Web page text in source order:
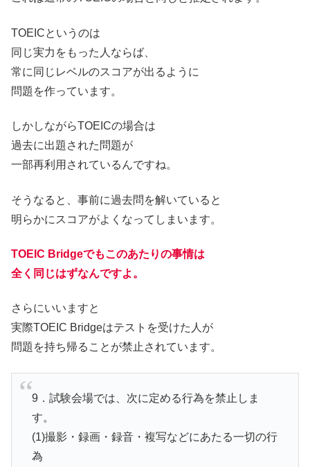
TOEICというのは
同じ実力をもった人ならば、
常に同じレベルのスコアが出るように
問題を作っています。
しかしながらTOEICの場合は
過去に出題された問題が
一部再利用されているんですね。
そうなると、事前に過去問を解いていると
明らかにスコアがよくなってしまいます。
TOEIC Bridgeでもこのあたりの事情は
全く同じはずなんですよ。
さらにいいますと
実際TOEIC Bridgeはテストを受けた人が
問題を持ち帰ることが禁止されています。
9．試験会場では、次に定める行為を禁止しま
す。
(1)撮影・録画・録音・複写などにあたる一切の行
為